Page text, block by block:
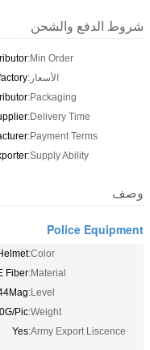
شروط الدفع والشحن
Min Order:
الأسعار:
Packaging:
Delivery Time:
Payment Terms:
Supply Ability:
وصف
Police Equipment
Color:
Material:
Fiber
Level:
Weight:
Pic
Army Export Liscence:
Yes